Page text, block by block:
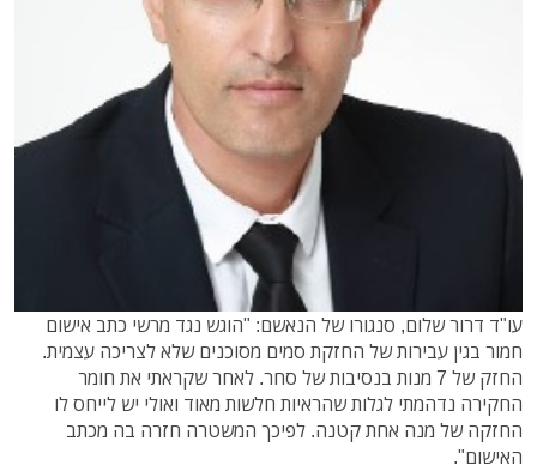
עו"ד דרור שלום, סנגורו של הנאשם: "הוגש נגד מרשי כתב אישום
חמור בגין עבירות של החזקת סמים מסוכנים שלא לצריכה עצמית.
החזק של 7 מנות בנסיבות של סחר. לאחר שקראתי את חומר
החקירה נדהמתי לגלות שהראיות חלשות מאוד ואולי יש לייחס לו
החזקה של מנה אחת קטנה. לפיכך המשטרה חזרה בה מכתב
האישום".